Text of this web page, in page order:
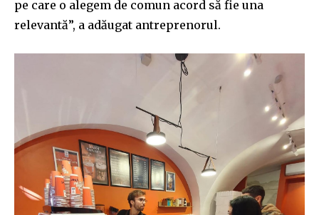
pe care o alegem de comun acord să fie una
relevantă”, a adăugat antreprenorul.